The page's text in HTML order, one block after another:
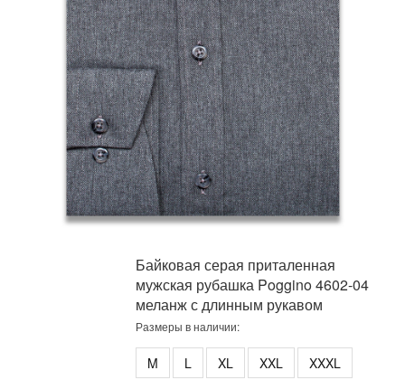
Байковая серая приталенная
мужская рубашка Poggino 4602-04
меланж с длинным рукавом
Размеры в наличии:
M L XL XXL XXXL